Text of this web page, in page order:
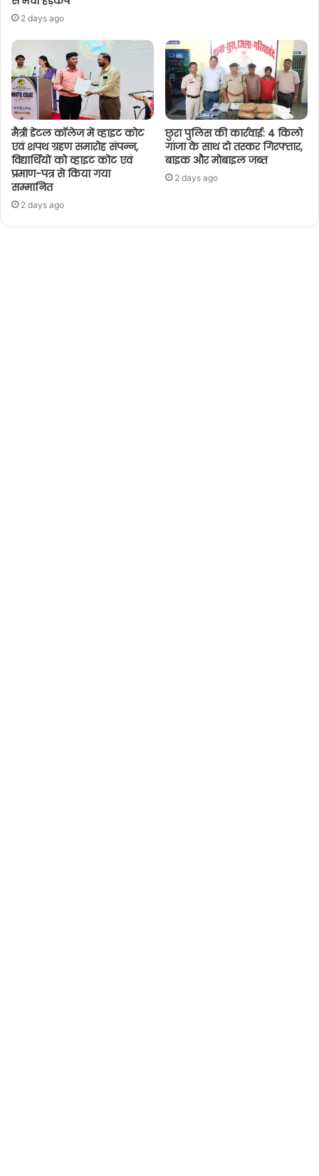
2 days ago
मैत्री डेंटल कॉलेज में व्हाइट कोट
एवं शपथ ग्रहण समारोह संपन्न,
विद्यार्थियों को व्हाइट कोट एवं
प्रमाण-पत्र से किया गया
सम्मानित
2 days ago
छुरा पुलिस की कार्रवाई: 4 किलो
गांजा के साथ दो तस्कर गिरफ्तार,
बाइक और मोबाइल जब्त
2 days ago